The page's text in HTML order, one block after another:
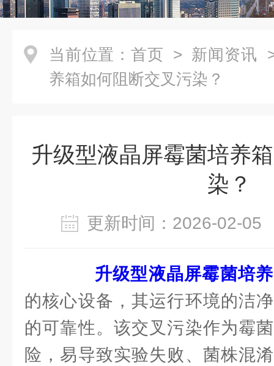
当前位置： 首页 > 新闻资讯
养箱如何阻断交叉污染？
升级型液晶屏霉菌培养
染？
更新时间：2026-02-
升级型液晶屏霉菌培
的核心设备，其运行环境的洁
的可靠性。该交叉污染作为霉
险，易导致实验失败、菌株混